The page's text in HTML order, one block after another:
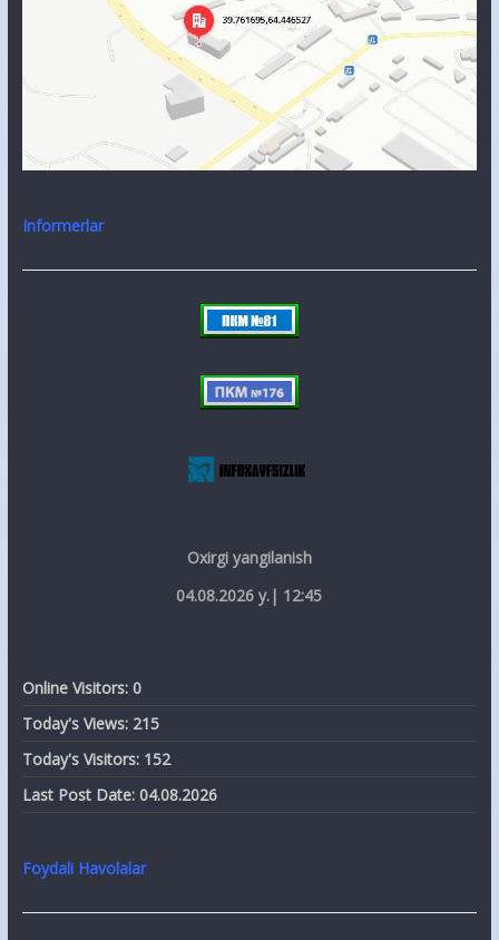
Informerlar
Oxirgi yangilanish
04.08.2026 y.| 12:45
Online Visitors: 0
Today's Views: 215
Today's Visitors: 152
Last Post Date: 04.08.2026
Foydali Havolalar